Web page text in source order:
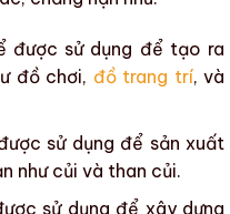
được sử dụng để tạo ra
đồ chơi, đồ trang trí, và
sử dụng để sản xuất
như củi và than củi.
sử dụng để xây dựng